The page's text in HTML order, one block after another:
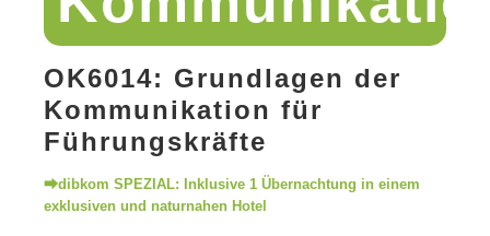
OK6014: Grundlagen der
Kommunikation für
Führungskräfte
⮕dibkom SPEZIAL: Inklusive 1 Übernachtung in einem
exklusiven und naturnahen Hotel